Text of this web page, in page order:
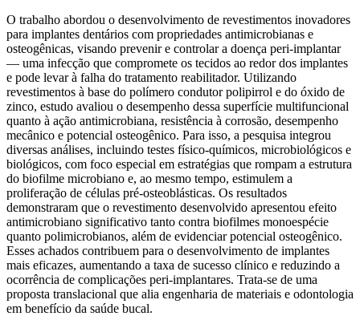
O trabalho abordou o desenvolvimento de revestimentos inovadores
para implantes dentários com propriedades antimicrobianas e
osteogênicas, visando prevenir e controlar a doença peri-implantar
— uma infecção que compromete os tecidos ao redor dos implantes
e pode levar à falha do tratamento reabilitador. Utilizando
revestimentos à base do polímero condutor polipirrol e do óxido de
zinco, estudo avaliou o desempenho dessa superfície multifuncional
quanto à ação antimicrobiana, resistência à corrosão, desempenho
mecânico e potencial osteogênico. Para isso, a pesquisa integrou
diversas análises, incluindo testes físico-químicos, microbiológicos e
biológicos, com foco especial em estratégias que rompam a estrutura
do biofilme microbiano e, ao mesmo tempo, estimulem a
proliferação de células pré-osteoblásticas. Os resultados
demonstraram que o revestimento desenvolvido apresentou efeito
antimicrobiano significativo tanto contra biofilmes monoespécie
quanto polimicrobianos, além de evidenciar potencial osteogênico.
Esses achados contribuem para o desenvolvimento de implantes
mais eficazes, aumentando a taxa de sucesso clínico e reduzindo a
ocorrência de complicações peri-implantares. Trata-se de uma
proposta translacional que alia engenharia de materiais e odontologia
em benefício da saúde bucal.